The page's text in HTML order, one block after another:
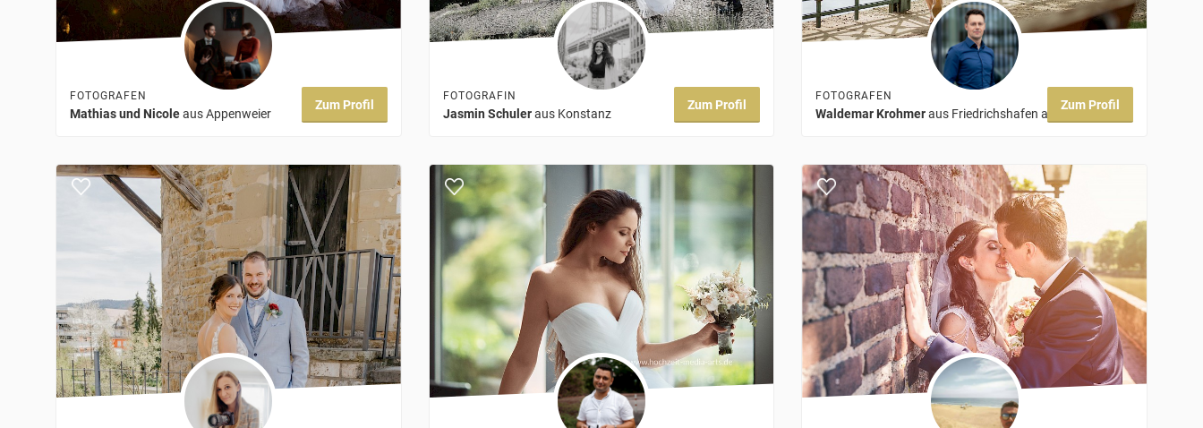
FOTOGRAFEN
Mathias und Nicoleaus Appenweier
Zum Profil
FOTOGRAFIN
Jasmin Schuleraus Konstanz
Zum Profil
FOTOGRAFEN
Waldemar Krohmeraus Friedrichshafen am Bodensee
Zum Profil